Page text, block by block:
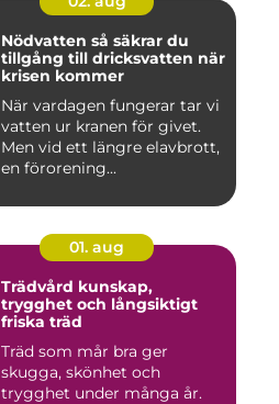
Nödvatten så säkrar du
tillgång till dricksvatten när
krisen kommer
När vardagen fungerar tar vi
vatten ur kranen för givet.
Men vid ett längre elavbrott,
en förorening...
01. aug
Trädvård kunskap,
trygghet och långsiktigt
friska träd
Träd som mår bra ger
skugga, skönhet och
trygghet under många år.